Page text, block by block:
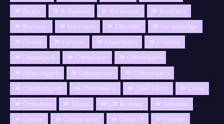
Bojpur
Bollywood Burhanpur
buseness
Business
bussiness Calendor
car knolwdge
Career
Cartoon Chandigarh
Channai
Chattisgarh
Chhatarpur
Chhatisgarh
chhatishgarh
Chhattarpur
Chhattisgarh
Chhattishgarh
Chhindwara Chief Editor
China
Chitrakoot
Churu CM Birthday
Colombo
Corona
Corona Virus Covid-19
Crecket